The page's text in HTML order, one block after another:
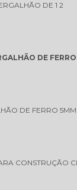
DE 1 2
DE
DE FERRO 5MM
CONSTRUÇÃO